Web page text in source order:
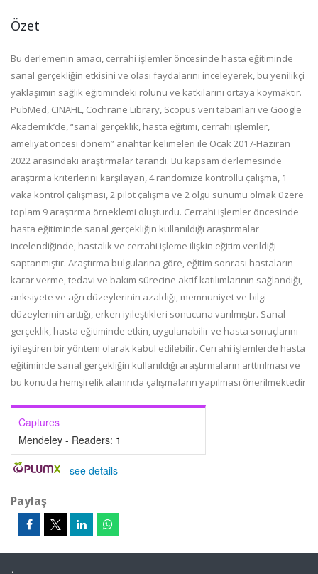
Özet
Bu derlemenin amacı, cerrahi işlemler öncesinde hasta eğitiminde
sanal gerçekliğin etkisini ve olası faydalarını inceleyerek, bu yenilikçi
yaklaşımın sağlık eğitimindeki rolünü ve katkılarını ortaya koymaktır.
PubMed, CINAHL, Cochrane Library, Scopus veri tabanları ve Google
Akademik’de, “sanal gerçeklik, hasta eğitimi, cerrahi işlemler,
ameliyat öncesi dönem” anahtar kelimeleri ile Ocak 2017-Haziran
2022 arasındaki araştırmalar tarandı. Bu kapsam derlemesinde
araştırma kriterlerini karşılayan, 4 randomize kontrollü çalışma, 1
vaka kontrol çalışması, 2 pilot çalışma ve 2 olgu sunumu olmak üzere
toplam 9 araştırma örneklemi oluşturdu. Cerrahi işlemler öncesinde
hasta eğitiminde sanal gerçekliğin kullanıldığı araştırmalar
incelendiğinde, hastalık ve cerrahi işleme ilişkin eğitim verildiği
saptanmıştır. Araştırma bulgularına göre, eğitim sonrası hastaların
karar verme, tedavi ve bakım sürecine aktif katılımlarının sağlandığı,
anksiyete ve ağrı düzeylerinin azaldığı, memnuniyet ve bilgi
düzeylerinin arttığı, erken iyileştikleri sonucuna varılmıştır. Sanal
gerçeklik, hasta eğitiminde etkin, uygulanabilir ve hasta sonuçlarını
iyileştiren bir yöntem olarak kabul edilebilir. Cerrahi işlemlerde hasta
eğitiminde sanal gerçekliğin kullanıldığı araştırmaların arttırılması ve
bu konuda hemşirelik alanında çalışmaların yapılması önerilmektedir
Captures
Mendeley - Readers: 1
- see details
Paylaş